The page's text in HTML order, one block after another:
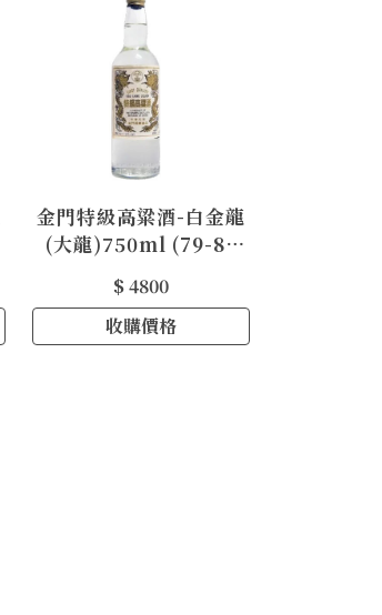
金門特級高粱酒-白金龍
(大龍)750ml (79-81
$ 4800
收購價格